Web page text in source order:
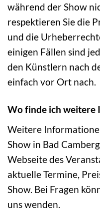
während der Show
respektieren Sie die
und die
einigen Fällen sind
den Künstlern nach
einfach vor Ort nach.
Wo finde ich weitere
Weitere
Show in Bad
Webseite des
aktuelle Termine,
Show. Bei Fragen
uns wenden.